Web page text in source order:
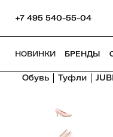
+7 495 540-55-04
НОВИНКИ БРЕНДЫ
Обувь Туфли